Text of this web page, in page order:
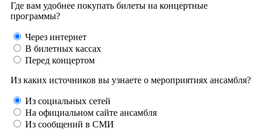
Где вам удобнее покупать билеты на концертные
программы?
Через интернет
В билетных кассах
Перед концертом
Из каких источников вы узнаете о мероприятиях ансамбля?
Из социальных сетей
На официальном сайте ансамбля
Из сообщений в СМИ